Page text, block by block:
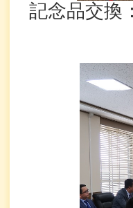
記念品交換